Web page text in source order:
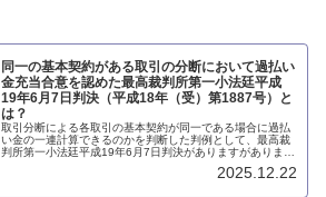
同一の基本契約がある取引の分断において過払い
金充当合意を認めた最高裁判所第一小法廷平成
19年6月7日判決（平成18年（受）第1887号）と
は？
取引分断による各取引の基本契約が同一である場合に過払
い金の一連計算できるのかを判断した判例として、最高裁
判所第一小法廷平成19年6月7日判決がありますがありま
2025.12.22